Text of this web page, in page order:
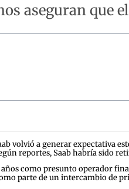
aseguran que
volvió a generar expectativa
reportes, Saab habría sido
como presunto operador
parte de un intercambio de